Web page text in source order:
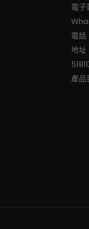
電子
電
地址
產